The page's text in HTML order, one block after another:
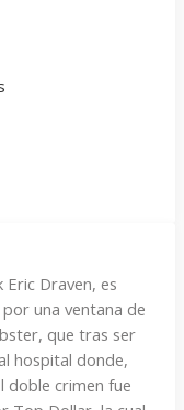
Draven, es
una ventana de
que tras ser
hospital donde,
doble crimen fue